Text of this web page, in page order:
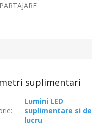
PARTAJARE
suplimentari
:
Lumini LED
suplimentare si de
lucru